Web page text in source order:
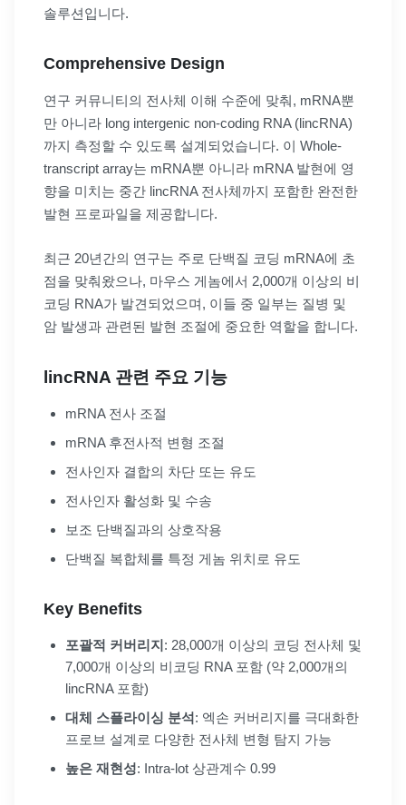
솔루션입니다.
Comprehensive Design
연구 커뮤니티의 전사체 이해 수준에 맞춰, mRNA뿐
만 아니라 long intergenic non-coding RNA (lincRNA)
까지 측정할 수 있도록 설계되었습니다. 이 Whole-
transcript array는 mRNA뿐 아니라 mRNA 발현에 영
향을 미치는 중간 lincRNA 전사체까지 포함한 완전한
발현 프로파일을 제공합니다.
최근 20년간의 연구는 주로 단백질 코딩 mRNA에 초
점을 맞춰왔으나, 마우스 게놈에서 2,000개 이상의 비
코딩 RNA가 발견되었으며, 이들 중 일부는 질병 및
암 발생과 관련된 발현 조절에 중요한 역할을 합니다.
lincRNA 관련 주요 기능
mRNA 전사 조절
mRNA 후전사적 변형 조절
전사인자 결합의 차단 또는 유도
전사인자 활성화 및 수송
보조 단백질과의 상호작용
단백질 복합체를 특정 게놈 위치로 유도
Key Benefits
포괄적 커버리지: 28,000개 이상의 코딩 전사체 및
7,000개 이상의 비코딩 RNA 포함 (약 2,000개의
lincRNA 포함)
대체 스플라이싱 분석: 엑손 커버리지를 극대화한
프로브 설계로 다양한 전사체 변형 탐지 가능
높은 재현성: Intra-lot 상관계수 0.99